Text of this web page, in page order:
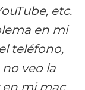
etc.
en mi
teléfono,
veo la
mi mac.